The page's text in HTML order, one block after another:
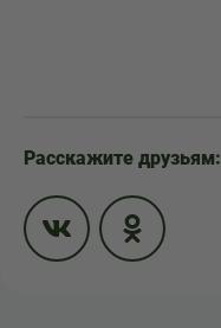
Расскажите друзьям: